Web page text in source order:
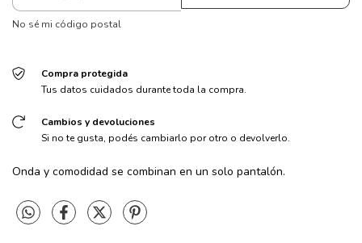
No sé mi código postal
Compra protegida
Tus datos cuidados durante toda la compra.
Cambios y devoluciones
Si no te gusta, podés cambiarlo por otro o devolverlo.
Onda y comodidad se combinan en un solo pantalón.